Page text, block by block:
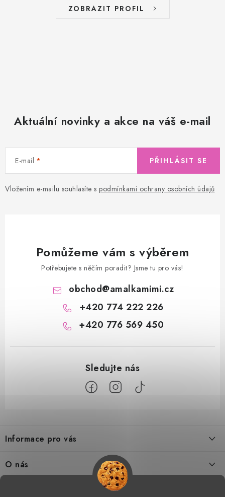
ZOBRAZIT PROFIL
Aktuální novinky a akce na váš e-mail
E-mail
Vložením e-mailu souhlasíte s podmínkami ochrany osobních údajů
PŘIHLÁSIT SE
Pomůžeme vám s výběrem
Potřebujete s něčím poradit? Jsme tu pro vás!
obchod@amalkamimi.cz
+420 774 222 226
+420 776 569 450
p
a
t
Informace pro vás
Tabulka velikostí
O nás